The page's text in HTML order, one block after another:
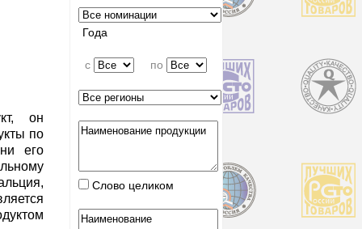
он
по
его
Года
c по
Слово целиком